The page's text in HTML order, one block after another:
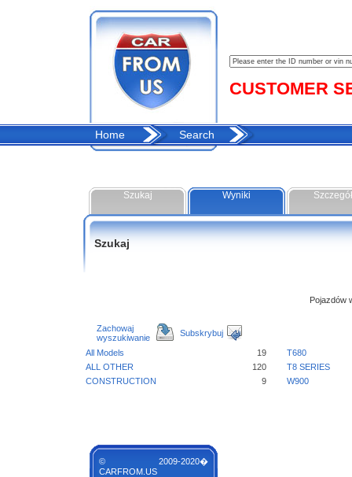
CUSTOMER
Home Search
Szukaj Wyniki
Szukaj
Pojazdów
Zachowaj
wyszukiwanie
Subskrybuj
All Models 19
T680
ALL OTHER
120
T8 SERIES
CONSTRUCTION
9 W900
© 2009-2020�
CARFROM.US